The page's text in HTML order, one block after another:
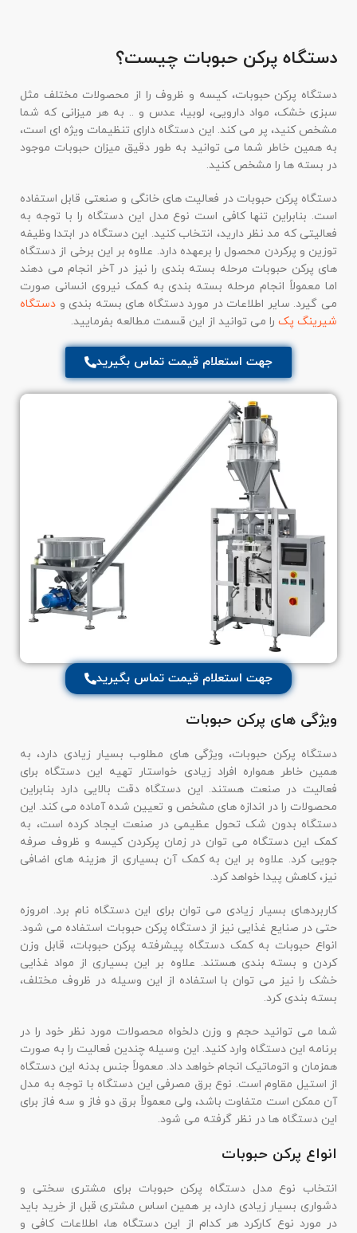
دستگاه پرکن حبوبات چیست؟
دستگاه پرکن حبوبات، کیسه و ظروف را از محصولات مختلف مثل
سبزی خشک، مواد دارویی، لوبیا، عدس و .. به هر میزانی که شما
مشخص کنید، پر می کند. این دستگاه دارای تنظیمات ویژه ای است،
به همین خاطر شما می توانید به طور دقیق میزان حبوبات موجود
در بسته ها را مشخص کنید.
دستگاه پرکن حبوبات در فعالیت های خانگی و صنعتی قابل استفاده
است. بنابراین تنها کافی است نوع مدل این دستگاه را با توجه به
فعالیتی که مد نظر دارید، انتخاب کنید. این دستگاه در ابتدا وظیفه
توزین و پرکردن محصول را برعهده دارد. علاوه بر این برخی از دستگاه
های پرکن حبوبات مرحله بسته بندی را نیز در آخر انجام می دهند
اما معمولاً انجام مرحله بسته بندی به کمک نیروی انسانی صورت
می گیرد. سایر اطلاعات در مورد دستگاه های بسته بندی و دستگاه
شیرینگ پک را می توانید از این قسمت مطالعه بفرمایید.
جهت استعلام قیمت تماس بگیرید
جهت استعلام قیمت تماس بگیرید
ویژگی های پرکن حبوبات
دستگاه پرکن حبوبات، ویژگی های مطلوب بسیار زیادی دارد، به
همین خاطر همواره افراد زیادی خواستار تهیه این دستگاه برای
فعالیت در صنعت هستند. این دستگاه دقت بالایی دارد بنابراین
محصولات را در اندازه های مشخص و تعیین شده آماده می کند. این
دستگاه بدون شک تحول عظیمی در صنعت ایجاد کرده است، به
کمک این دستگاه می توان در زمان پرکردن کیسه و ظروف صرفه
جویی کرد. علاوه بر این به کمک آن بسیاری از هزینه های اضافی
نیز، کاهش پیدا خواهد کرد.
کاربردهای بسیار زیادی می توان برای این دستگاه نام برد. امروزه
حتی در صنایع غذایی نیز از دستگاه پرکن حبوبات استفاده می شود.
انواع حبوبات به کمک دستگاه پیشرفته پرکن حبوبات، قابل وزن
کردن و بسته بندی هستند. علاوه بر این بسیاری از مواد غذایی
خشک را نیز می توان با استفاده از این وسیله در ظروف مختلف،
بسته بندی کرد.
شما می توانید حجم و وزن دلخواه محصولات مورد نظر خود را در
برنامه این دستگاه وارد کنید. این وسیله چندین فعالیت را به صورت
همزمان و اتوماتیک انجام خواهد داد. معمولاً جنس بدنه این دستگاه
از استیل مقاوم است. نوع برق مصرفی این دستگاه با توجه به مدل
آن ممکن است متفاوت باشد، ولی معمولاً برق دو فاز و سه فاز برای
این دستگاه ها در نظر گرفته می شود.
انواع پرکن حبوبات
انتخاب نوع مدل دستگاه پرکن حبوبات برای مشتری سختی و
دشواری بسیار زیادی دارد، بر همین اساس مشتری قبل از خرید باید
در مورد نوع کارکرد هر کدام از این دستگاه ها، اطلاعات کافی و